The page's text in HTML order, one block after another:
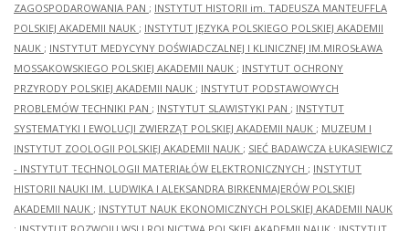
ZAGOSPODAROWANIA PAN ; INSTYTUT HISTORII im. TADEUSZA MANTEUFFLA
POLSKIEJ AKADEMII NAUK ; INSTYTUT JĘZYKA POLSKIEGO POLSKIEJ AKADEMII
NAUK ; INSTYTUT MEDYCYNY DOŚWIADCZALNEJ I KLINICZNEJ IM.MIROSŁAWA
MOSSAKOWSKIEGO POLSKIEJ AKADEMII NAUK ; INSTYTUT OCHRONY
PRZYRODY POLSKIEJ AKADEMII NAUK ; INSTYTUT PODSTAWOWYCH
PROBLEMÓW TECHNIKI PAN ; INSTYTUT SLAWISTYKI PAN ; INSTYTUT
SYSTEMATYKI I EWOLUCJI ZWIERZĄT POLSKIEJ AKADEMII NAUK ; MUZEUM I
INSTYTUT ZOOLOGII POLSKIEJ AKADEMII NAUK ; SIEĆ BADAWCZA ŁUKASIEWICZ
- INSTYTUT TECHNOLOGII MATERIAŁÓW ELEKTRONICZNYCH ; INSTYTUT
HISTORII NAUKI IM. LUDWIKA I ALEKSANDRA BIRKENMAJERÓW POLSKIEJ
AKADEMII NAUK ; INSTYTUT NAUK EKONOMICZNYCH POLSKIEJ AKADEMII NAUK